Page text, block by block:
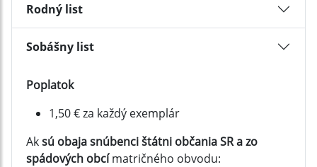
Rodný list
Sobášny list
Poplatok
1,50 € za každý exemplár
Aksú obaja snúbenci štátni občania SR a zo
spádových obcímatričného obvodu: